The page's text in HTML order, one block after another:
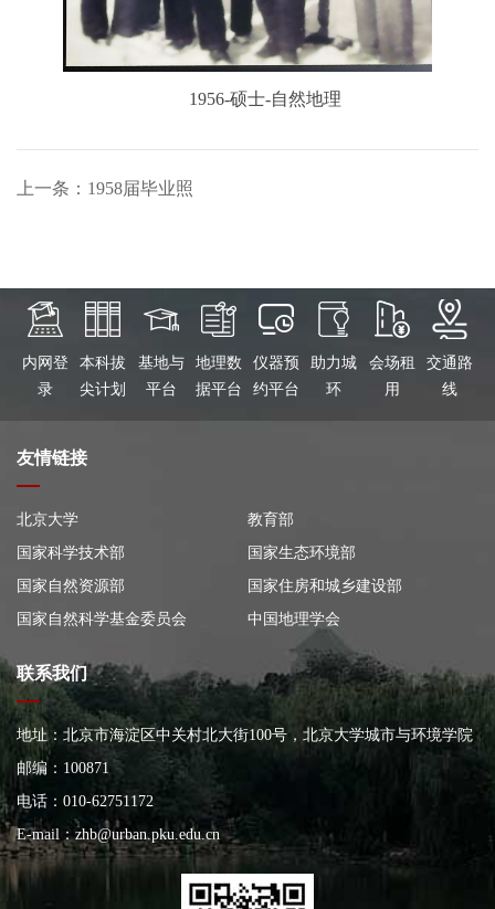
1956-硕士-自然地理
上一条：1958届毕业照
内网登
录
本科拔
尖计划
基地与
平台
地理数
据平台
仪器预
约平台
助力城
环
会场租
用
交通路
线
友情链接
北京大学
教育部
国家科学技术部
国家生态环境部
国家自然资源部
国家住房和城乡建设部
国家自然科学基金委员会
中国地理学会
联系我们
地址：北京市海淀区中关村北大街100号，北京大学城市与环境学院
大楼
邮编：100871
电话：010-62751172
E-mail：zhb@urban.pku.edu.cn